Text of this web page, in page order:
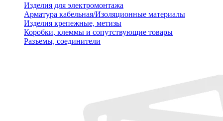
Изделия для электромонтажа
Арматура кабельная/Изоляционные материалы
Изделия крепежные, метизы
Коробки, клеммы и сопутствующие товары
Разъемы, соединители